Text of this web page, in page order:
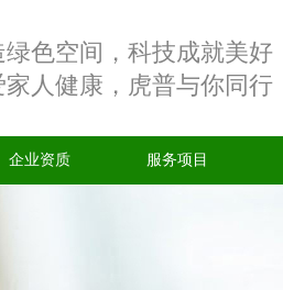
色空间，科技成就美好
人健康，虎普与你同行
企业资质 服务项目